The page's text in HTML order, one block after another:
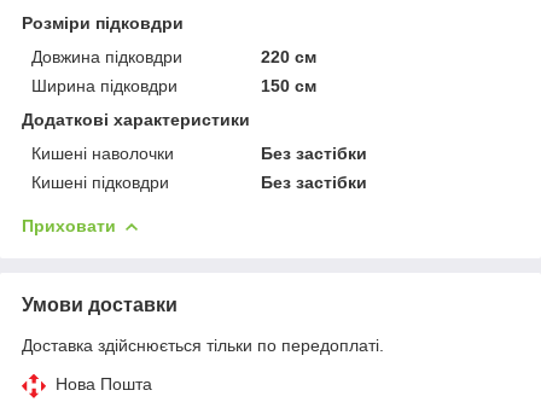
Розміри підковдри
Довжина підковдри
220 см
Ширина підковдри
150 см
Додаткові характеристики
Кишені наволочки
Без застібки
Кишені підковдри
Без застібки
Приховати
Умови доставки
Доставка здійснюється тільки по передоплаті.
Нова Пошта